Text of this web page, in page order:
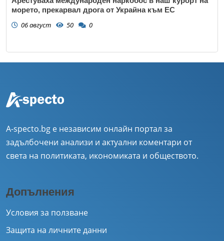
морето, прекарвал дрога от Украйна към ЕС
06 август 50 0
A-specto.bg е независим онлайн портал за
задълбочени анализи и актуални коментари от
света на политиката, икономиката и обществото.
Допълнения
Условия за ползване
Защита на личните данни